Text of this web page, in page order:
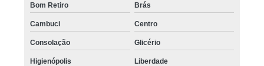
Bom Retiro Brás
Cambuci Centro
Consolação Glicério
Higienópolis Liberdade